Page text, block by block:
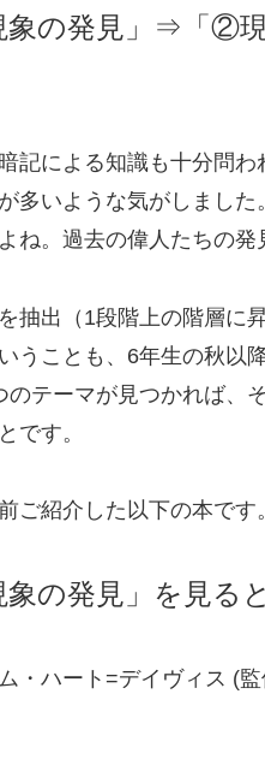
象の発見」⇒「②
記による知識も十分問
多いような気がしまし
ね。過去の偉人たちの発
抽出（1段階上の階層に
うことも、6年生の秋以
テーマが見つかれば、
です。
ご紹介した以下の本です
の発見」を見る
・ハート=デイヴィス (監